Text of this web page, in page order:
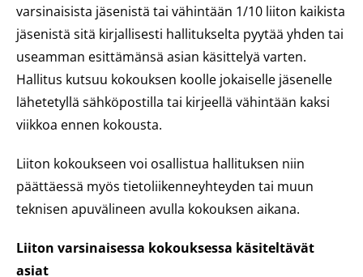
varsinaisista jäsenistä tai vähintään 1/10 liiton kaikista
jäsenistä sitä kirjallisesti hallitukselta pyytää yhden tai
useamman esittämänsä asian käsittelyä varten.
Hallitus kutsuu kokouksen koolle jokaiselle jäsenelle
lähetetyllä sähköpostilla tai kirjeellä vähintään kaksi
viikkoa ennen kokousta.
Liiton kokoukseen voi osallistua hallituksen niin
päättäessä myös tietoliikenneyhteyden tai muun
teknisen apuvälineen avulla kokouksen aikana.
Liiton varsinaisessa kokouksessa käsiteltävät
asiat